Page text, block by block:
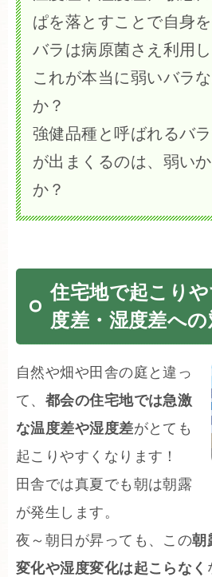
ぱを落とすことで自身
バラは病原菌さえ利用し
これが本当に弱いバラ
か？
強健品種と呼ばれるバ
が出まくるのは、弱い
か？
住宅地で起こり
度差・湿度差への
自然や畑や田舎の庭と違っ
て、 都会の住宅地では急激
な温度差や湿度差がとても
起こりやすくなります！
田舎では真夏でも朝は朝露
が発生します。
夜～朝日が昇っても、この朝
変化や湿度変化は起こらなく